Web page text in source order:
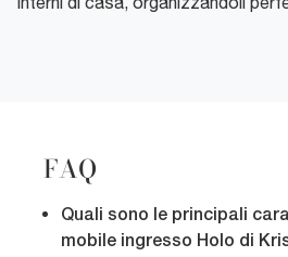
FAQ
Quali sono le principali
mobile ingresso Holo di